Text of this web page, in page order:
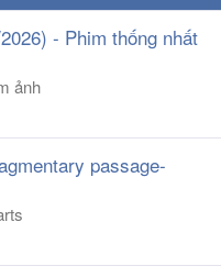
- Phim thống nhất
ảnh
passage-